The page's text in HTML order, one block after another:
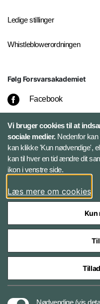
Ledige stillinger
Whistleblowerordningen
Følg Forsvarsakademiet
Facebook
LinkedIn
Twitter
Bluesky
Styrelser og
Vi bruger cookies til at
sociale medier.Nedenfor kan
kan klikke 'Kun nødvendige',
kan til hver en tid ændre dit
ikon i venstre side.
Læs mere om cookies
Kun
Nødvendige (vis